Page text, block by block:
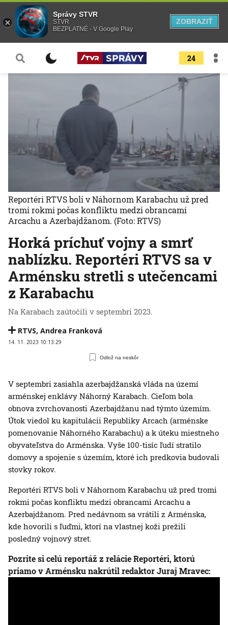
24
Horká príchuť vojny a smrť
nablízku. Reportéri RTVS sa v
Arménsku stretli s utečencami
z Karabachu
Na Karabach zaútočili v septembri 2023.
RTVS, Andrea Franková
14. 11. 2023 10:13:29
Odlož na neskôr
Reportéri RTVS boli v Náhornom Karabachu už pred
tromi rokmi počas konfliktu medzi obrancami
Arcachu a Azerbajdžanom. (Foto: RTVS)
V septembri zasiahla azerbajdžanská vláda na území
arménskej enklávy Náhorný Karabach. Cieľom bola
obnova zvrchovanosti Azerbajdžanu nad týmto územím.
Útok viedol ku kapitulácii Republiky Arcach (arménske
pomenovanie Náhorného Karabachu) a k úteku miestneho
obyvateľstva do Arménska. Vyše 100-tisíc ľudí stratilo
domovy a spojenie s územím, ktoré ich predkovia budovali
stovky rokov.
Reportéri RTVS boli v Náhornom Karabachu už pred tromi
rokmi počas konfliktu medzi obrancami Arcachu a
Azerbajdžanom. Pred nedávnom sa vrátili z Arménska,
kde hovorili s ľuďmi, ktorí na vlastnej koži prežili
posledný vojnový stret.
Pozrite si celú reportáž z relácie Reportéri, ktorú
priamo v Arménsku nakrútil redaktor Juraj Mravec:
Správy STVR
STVR
BEZPLATNÉ - V Google Play
ZOBRAZIŤ